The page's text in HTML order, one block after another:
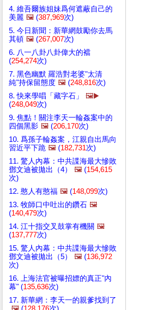
4. 維吾爾族姐妹爲何遮蔽自己的
美麗 🖼️ (387,969次)
5. 今日新聞：新華網鼓勵你去馬
其頓 🖼️ (267,007次)
6. 八一八卦八卦偉大的襠
(254,274次)
7. 黑色幽默 羅浩對老婆"太清
純"持保留態度 🖼️ (248,816次)
8. 快來學唱「藏字石」
🖼️▶️
(248,049次)
9. 焦點！關注李天一輪姦案中的
四個黑影 🖼️ (206,170次)
10. 爲孫子輪姦案，江親自出馬向
習近平下跪 🖼️ (182,731次)
11. 驚人內幕：中共諜海最大慘敗
鄧文迪被拋出（4）
🖼️ (154,615
次)
12. 憨人有憨福 🖼️ (148,099次)
13. 牧師口中吐出的鑽石 🖼️
(140,479次)
14. 江十指交叉鼓掌有機關 🖼️
(137,777次)
15. 驚人內幕：中共諜海最大慘敗
鄧文迪被拋出（5）
🖼️ (136,972
次)
16. 上海法官被曝招嫖的真正"內
幕" (135,636次)
17. 新華網：李天一的親爹找到了
🖼️ (128,176次)